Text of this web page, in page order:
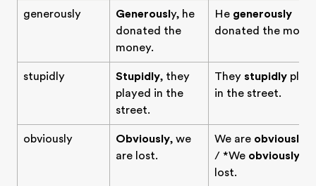
generously Generously, he
donated the
money.
He generously
donated the
stupidly Stupidly, they
played in the
street.
They stupidly
in the street.
obviously Obviously, we
are lost.
We are obviously
/ *We obviously
lost.